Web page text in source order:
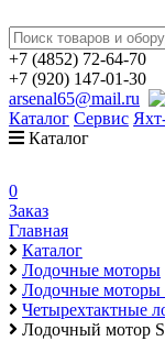
+7 (4852) 72-64-70
+7 (920) 147-01-30
arsenal65@mail.ru
Каталог Сервис
Каталог
0
Заказ
Главная
Каталог
Лодочные моторы
Лодочные моторы
Четырехтактные
Лодочный мотор